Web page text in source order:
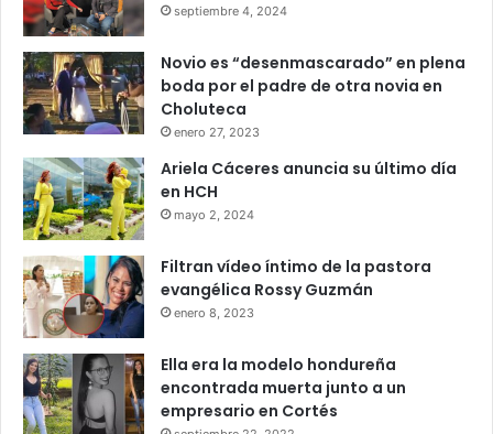
septiembre 4, 2024
Novio es “desenmascarado” en plena
boda por el padre de otra novia en
Choluteca
enero 27, 2023
Ariela Cáceres anuncia su último día
en HCH
mayo 2, 2024
Filtran vídeo íntimo de la pastora
evangélica Rossy Guzmán
enero 8, 2023
Ella era la modelo hondureña
encontrada muerta junto a un
empresario en Cortés